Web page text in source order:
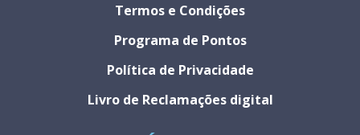
Termos e Condições
Programa de Pontos
Política de Privacidade
Livro de Reclamações digital